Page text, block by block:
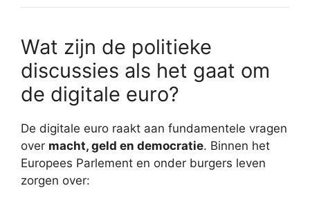
Wat zijn de politieke
discussies als het gaat om
de digitale euro?
De digitale euro raakt aan fundamentele vragen
over macht, geld en democratie. Binnen het
Europees Parlement en onder burgers leven
zorgen over: